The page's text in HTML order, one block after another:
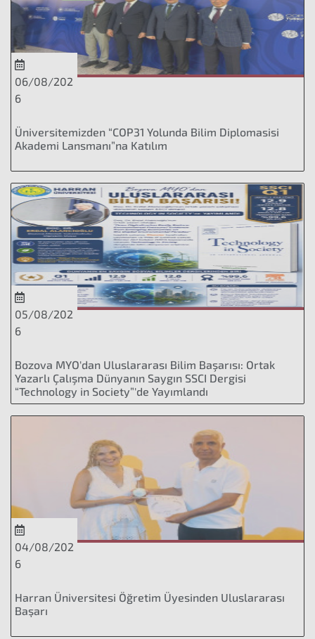
06/08/202
6
Üniversitemizden “COP31 Yolunda Bilim Diplomasisi
Akademi Lansmanı”na Katılım
05/08/202
6
Bozova MYO'dan Uluslararası Bilim Başarısı: Ortak
Yazarlı Çalışma Dünyanın Saygın SSCI Dergisi
“Technology in Society”'de Yayımlandı
04/08/202
6
Harran Üniversitesi Öğretim Üyesinden Uluslararası
Başarı